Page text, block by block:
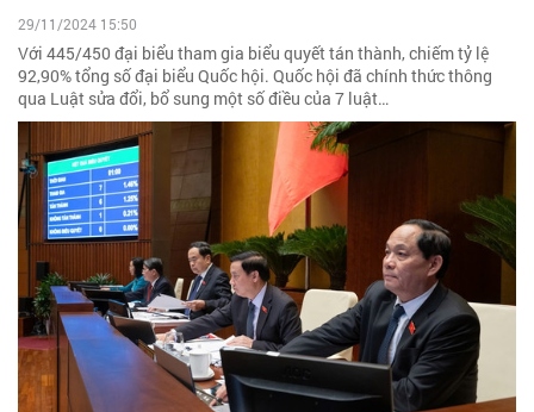
29/11/2024 15:50
Với 445/450 đại biểu tham gia biểu quyết tán thành, chiếm tỷ lệ
92,90% tổng số đại biểu Quốc hội. Quốc hội đã chính thức thông
qua Luật sửa đổi, bổ sung một số điều của 7 luật…